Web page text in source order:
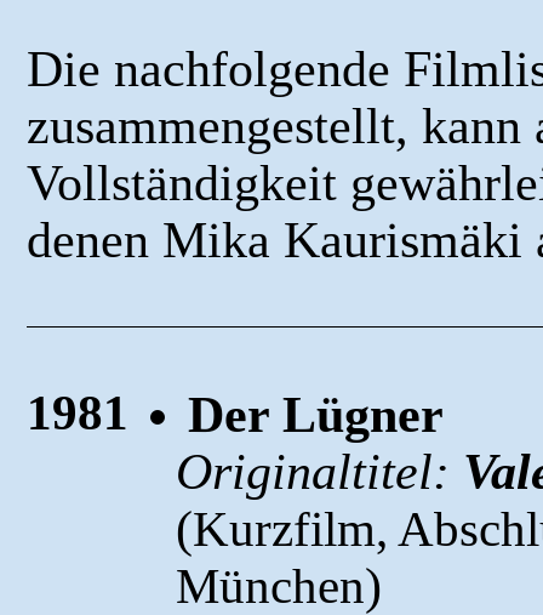
Die nachfolgende
zusammengestellt,
Vollständigkeit
denen Mika Kaurismäki
1981
Der Lügner
Originaltitel:
(Kurzfilm,
München)